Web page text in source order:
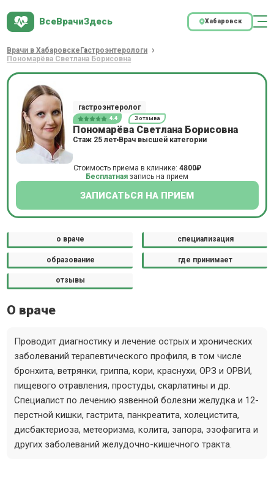
ВсеВрачиЗдесь Хабаровск
Врачи в Хабаровске Гастроэнтерологи
Пономарёва Светлана Борисовна
гастроэнтеролог
4.4 3 отзыва
Пономарёва Светлана Борисовна
Стаж 25 лет Врач высшей категории
Стоимость приема в клинике: 4800₽
Бесплатная запись на прием
ЗАПИСАТЬСЯ НА ПРИЕМ
о враче специализация
образование где принимает
отзывы
О враче
Проводит диагностику и лечение острых и хронических
заболеваний терапевтического профиля, в том числе
бронхита, ветрянки, гриппа, кори, краснухи, ОРЗ и ОРВИ,
пищевого отравления, простуды, скарлатины и др.
Специалист по лечению язвенной болезни желудка и 12-
перстной кишки, гастрита, панкреатита, холецистита,
дисбактериоза, метеоризма, колита, запора, эзофагита и
других заболеваний желудочно-кишечного тракта.